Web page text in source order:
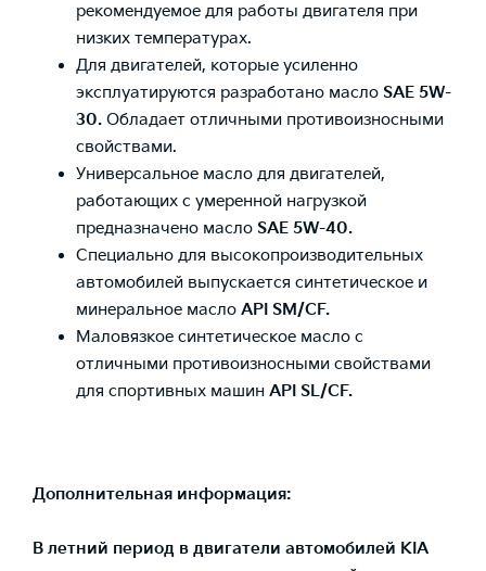
рекомендуемое для работы двигателя при
низких температурах.
Для двигателей, которые усиленно
эксплуатируются разработано масло SAE 5W-
30. Обладает отличными противоизносными
свойствами.
Универсальное масло для двигателей,
работающих с умеренной нагрузкой
предназначено масло SAE 5W-40.
Специально для высокопроизводительных
автомобилей выпускается синтетическое и
минеральное масло API SM/CF.
Маловязкое синтетическое масло с
отличными противоизносными свойствами
для спортивных машин API SL/CF.
Дополнительная информация:
В летний период в двигатели автомобилей KIA